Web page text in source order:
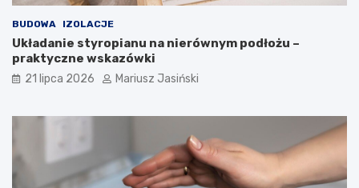
BUDOWA IZOLACJE
Układanie styropianu na nierównym podłożu –
praktyczne wskazówki
21 lipca 2026 Mariusz Jasiński